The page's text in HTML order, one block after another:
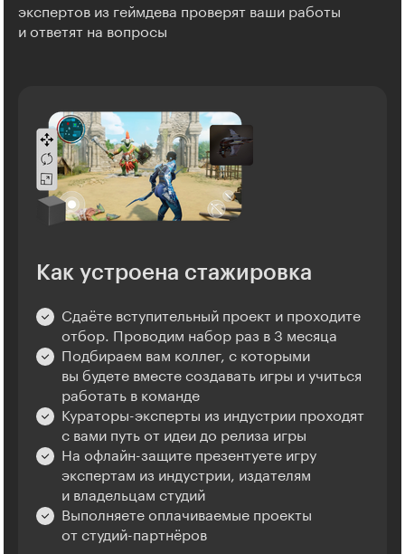
экспертов из геймдева проверят ваши работы
и ответят на вопросы
Как устроена стажировка
Сдаёте вступительный проект и проходите
отбор. Проводим набор раз в 3 месяца
Подбираем вам коллег, с которыми
вы будете вместе создавать игры и учиться
работать в команде
Кураторы-эксперты из индустрии проходят
с вами путь от идеи до релиза игры
На офлайн-защите презентуете игру
экспертам из индустрии, издателям
и владельцам студий
Выполняете оплачиваемые проекты
от студий-партнёров